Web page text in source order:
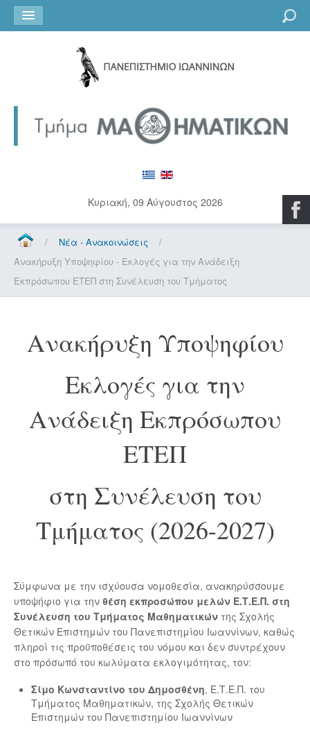
Κυριακή, 09 Αύγουστος 2026
/ Νέα - Ανακοινώσεις
/
Ανακήρυξη Υποψηφίου - Εκλογές για την Ανάδειξη
Εκπρόσωπου ΕΤΕΠ στη Συνέλευση του Τμήματος
Ανακήρυξη Υποψηφίου
Εκλογές για την
Ανάδειξη Εκπρόσωπου
ΕΤΕΠ
στη Συνέλευση του
Τμήματος (2026-2027)
Σύμφωνα με την ισχύουσα νομοθεσία, ανακηρύσσουμε
υποψήφιο για την θέση εκπροσώπου μελών Ε.Τ.Ε.Π. στη
Συνέλευση του Τμήματος Μαθηματικών της Σχολής
Θετικών Επιστημών του Πανεπιστημίου Ιωαννίνων, καθώς
πληροί τις προϋποθέσεις του νόμου και δεν συντρέχουν
στο πρόσωπό του κωλύματα εκλογιμότητας, τον:
Σίμο Κωνσταντίνο του Δημοσθένη, Ε.Τ.Ε.Π. του
Τμήματος Μαθηματικών, της Σχολής Θετικών
Επιστημών του Πανεπιστημίου Ιωαννίνων